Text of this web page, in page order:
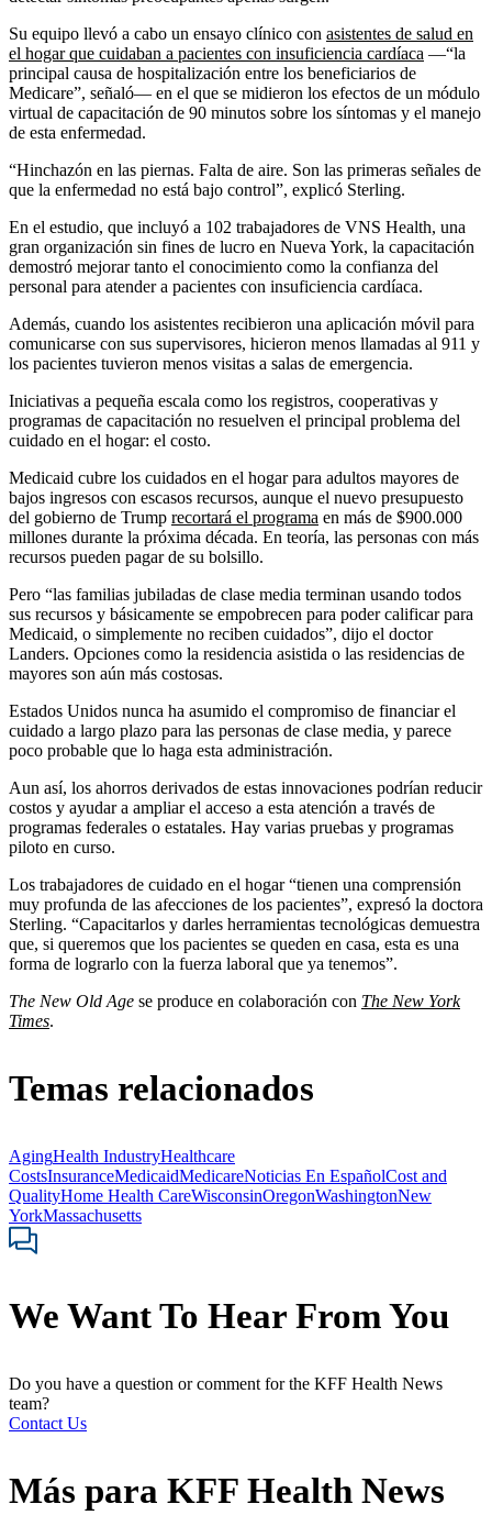
Su equipo llevó a cabo un ensayo clínico con asistentes de salud en
el hogar que cuidaban a pacientes con insuficiencia cardíaca —“la
principal causa de hospitalización entre los beneficiarios de
Medicare”, señaló— en el que se midieron los efectos de un módulo
virtual de capacitación de 90 minutos sobre los síntomas y el manejo
de esta enfermedad.
“Hinchazón en las piernas. Falta de aire. Son las primeras señales de
que la enfermedad no está bajo control”, explicó Sterling.
En el estudio, que incluyó a 102 trabajadores de VNS Health, una
gran organización sin fines de lucro en Nueva York, la capacitación
demostró mejorar tanto el conocimiento como la confianza del
personal para atender a pacientes con insuficiencia cardíaca.
Además, cuando los asistentes recibieron una aplicación móvil para
comunicarse con sus supervisores, hicieron menos llamadas al 911 y
los pacientes tuvieron menos visitas a salas de emergencia.
Iniciativas a pequeña escala como los registros, cooperativas y
programas de capacitación no resuelven el principal problema del
cuidado en el hogar: el costo.
Medicaid cubre los cuidados en el hogar para adultos mayores de
bajos ingresos con escasos recursos, aunque el nuevo presupuesto
del gobierno de Trump recortará el programa en más de $900.000
millones durante la próxima década. En teoría, las personas con más
recursos pueden pagar de su bolsillo.
Pero “las familias jubiladas de clase media terminan usando todos
sus recursos y básicamente se empobrecen para poder calificar para
Medicaid, o simplemente no reciben cuidados”, dijo el doctor
Landers. Opciones como la residencia asistida o las residencias de
mayores son aún más costosas.
Estados Unidos nunca ha asumido el compromiso de financiar el
cuidado a largo plazo para las personas de clase media, y parece
poco probable que lo haga esta administración.
Aun así, los ahorros derivados de estas innovaciones podrían reducir
costos y ayudar a ampliar el acceso a esta atención a través de
programas federales o estatales. Hay varias pruebas y programas
piloto en curso.
Los trabajadores de cuidado en el hogar “tienen una comprensión
muy profunda de las afecciones de los pacientes”, expresó la doctora
Sterling. “Capacitarlos y darles herramientas tecnológicas demuestra
que, si queremos que los pacientes se queden en casa, esta es una
forma de lograrlo con la fuerza laboral que ya tenemos”.
The New Old Age se produce en colaboración con The New York
Times.
Temas relacionados
AgingHealth IndustryHealthcare
CostsInsuranceMedicaidMedicareNoticias En EspañolCost and
QualityHome Health CareWisconsinOregonWashingtonNew
YorkMassachusetts
We Want To Hear From You
Do you have a question or comment for the KFF Health News
team?
Contact Us
Más para KFF Health News